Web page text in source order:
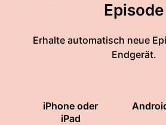
Episode
Erhalte automatisch neue
Endgerät.
iPhone oder
iPad